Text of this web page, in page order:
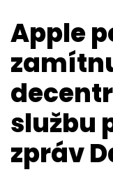
Apple
službu
zpráv